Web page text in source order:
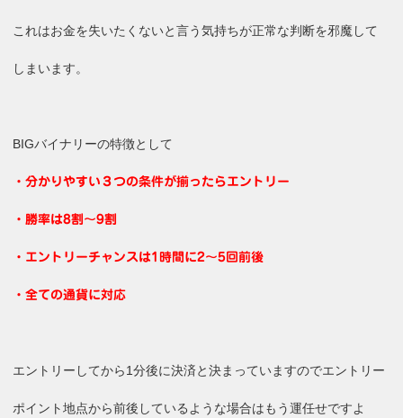
これはお金を失いたくないと言う気持ちが正常な判断を邪魔して
しまいます。
BIGバイナリーの特徴として
・分かりやすい３つの条件が揃ったらエントリー
・勝率は8割～9割
・エントリーチャンスは1時間に2～5回前後
・全ての通貨に対応
エントリーしてから1分後に決済と決まっていますのでエントリー
ポイント地点から前後しているような場合はもう運任せですよ